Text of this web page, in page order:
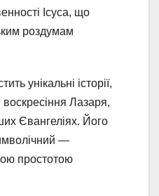
Ісуса, що
роздумам
унікальні історії,
воскресіння Лазаря,
Євангеліях. Його
—
простотою